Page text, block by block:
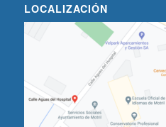
LOCALIZACIÓN